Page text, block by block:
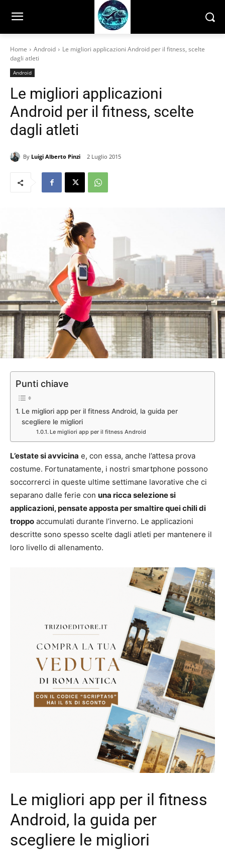
Home Android
Le migliori applicazioni Android per il fitness, scelte
dagli atleti
Android
Le migliori applicazioni
Android per il fitness, scelte
dagli atleti
By Luigi Alberto Pinzi 2 Luglio 2015
Punti chiave
Le migliori app per il fitness Android, la guida per
scegliere le migliori
Le migliori app per il fitness Android
L’estate si avvicina e, con essa, anche l’attesa prova
costume. Fortunatamente, i nostri smartphone possono
soccorrerci in queste ultime settimane lavorative che ci
separano dalle ferie con una ricca selezione si
applicazioni, pensate apposta per smaltire quei chili di
troppo accumulati durante l’inverno. Le applicazioni
descritte sono spesso scelte dagli atleti per mantenere il
loro livello di allenamento.
Le migliori app per il fitness
Android, la guida per
scegliere le migliori